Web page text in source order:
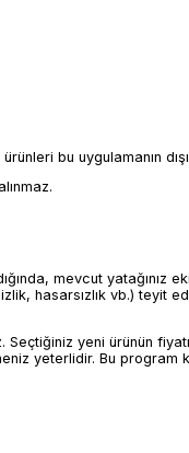
bu uygulamanın
mevcut yatağınız
hasarsızlık vb.) teyit
yeni ürünün
yeterlidir. Bu program